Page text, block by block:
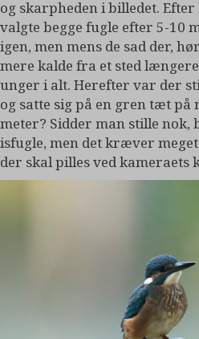
og skarpheden i billedet.
valgte begge fugle efter 5-
igen, men mens de sad der,
mere kalde fra et sted
unger i alt. Herefter var der
og satte sig på en gren tæt på
meter? Sidder man stille nok,
isfugle, men det kræver
der skal pilles ved kameraets